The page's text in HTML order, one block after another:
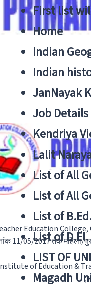
First list
Home
Indian
Indian
JanNayak
Job Details
Kendriya
Lalit
List of All
List of All
List of
List of
LIST OF
Magadh
Education College,
11/05/2017 तक महिला/
of Education &